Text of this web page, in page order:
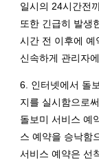
일시의 24시간전
또한 긴급히 발생
시간 전 이후에 예
신속하게 관리자
6. 인터넷에서 돌
지를 실시함으로
돌보미 서비스 예
스 예약을 승낙함
서비스 예약은 선